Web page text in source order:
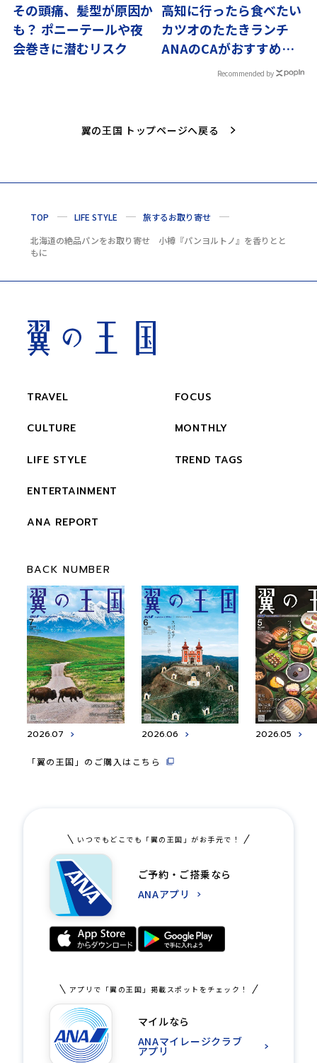
その頭痛、髪型が原因か
も？ ポニーテールや夜
会巻きに潜むリスク
高知に行ったら食べたい
カツオのたたきランチ
ANAのCAがおすすめ
【国内編】Recommended by
翼の王国 トップページへ戻る
TOP LIFE STYLE
旅するお取り寄せ
北海道の絶品パンをお取り寄せ 小樽『パンヨルトノ』を香りとと
もに
TRAVEL
CULTURE
LIFE STYLE
ENTERTAINMENT
ANA REPORT
FOCUS
MONTHLY
TREND TAGS
BACK NUMBER
2026.07 2026.06 2026.05
「翼の王国」のご購入はこちら
いつでもどこでも「翼の王国」がお手元で！
ご予約・ご搭乗なら
ANAアプリ
アプリで「翼の王国」掲載スポットをチェック！
マイルなら
ANAマイレージクラブ
アプリ